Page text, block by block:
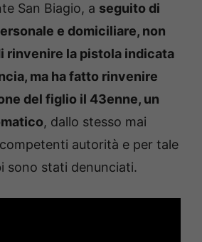
San Biagio, a seguito di
e domiciliare, non
rinvenire la pistola indicata
ma ha fatto rinvenire
del figlio il 43enne, un
, dallo stesso mai
autorità e per tale
sono stati denunciati.